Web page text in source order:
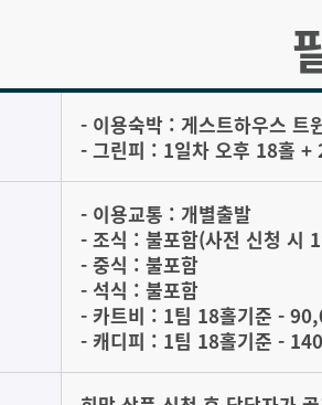
- 이용숙박 : 게스트하우스
- 그린피 : 1일차 오후 18홀 +
- 이용교통 : 개별출발
- 조식 : 불포함(사전 신청 시
- 중식 : 불포함
- 석식 : 불포함
- 카트비 : 1팀 18홀기준 -
- 캐디피 : 1팀 18홀기준 -